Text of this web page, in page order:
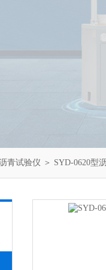
青试验仪 ＞ SYD-0620型